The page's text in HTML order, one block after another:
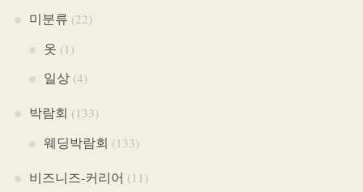
미분류 (22)
옷 (1)
일상(4)
박람회 (133)
웨딩박람회 (133)
비즈니즈-커리어 (11)